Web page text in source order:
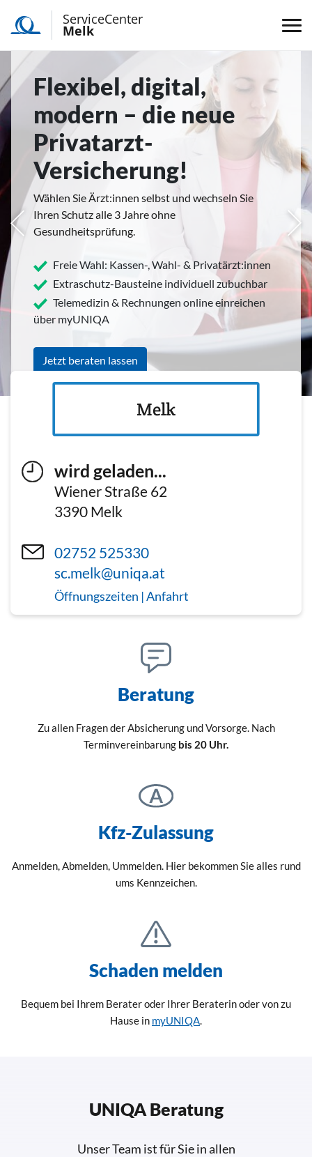
ServiceCenter
Melk
Flexibel, digital,
modern – die neue
Privatarzt-
Versicherung!
Wählen Sie Ärzt:innen selbst und wechseln Sie
Ihren Schutz alle 3 Jahre ohne
Gesundheitsprüfung.
Freie Wahl: Kassen-, Wahl- & Privatärzt:innen
Extraschutz-Bausteine individuell zubuchbar
Telemedizin & Rechnungen online einreichen
über myUNIQA
Jetzt beraten lassen
wird geladen...
Wiener Straße 62
3390 Melk
02752 525330
sc.melk@uniqa.at
Öffnungszeiten | Anfahrt
Melk
Beratung
Zu allen Fragen der Absicherung und Vorsorge. Nach
Terminvereinbarung bis 20 Uhr.
Kfz-Zulassung
Anmelden, Abmelden, Ummelden. Hier bekommen Sie alles rund
ums Kennzeichen.
Schaden melden
Bequem bei Ihrem Berater oder Ihrer Beraterin oder von zu
Hause in myUNIQA.
UNIQA Beratung
Unser Team ist für Sie in allen